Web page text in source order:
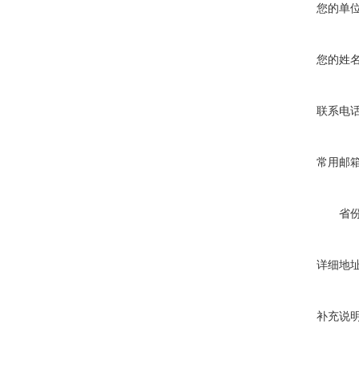
您的单
您的姓
联系电
常用邮
省
详细地
补充说